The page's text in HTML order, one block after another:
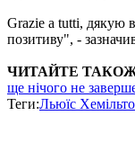
Grazie a tutti, дякую
позитиву", -
ЧИТАЙТЕ
ще нічого не
Теги:Льюїс